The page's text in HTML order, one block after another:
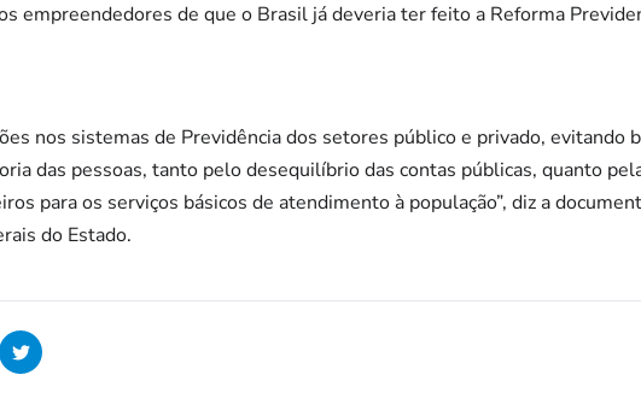
empreendedores de que o Brasil já deveria ter feito a Reforma
nos sistemas de Previdência dos setores público e privado, evitando
das pessoas, tanto pelo desequilíbrio das contas públicas, quanto
para os serviços básicos de atendimento à população”, diz a
do Estado.